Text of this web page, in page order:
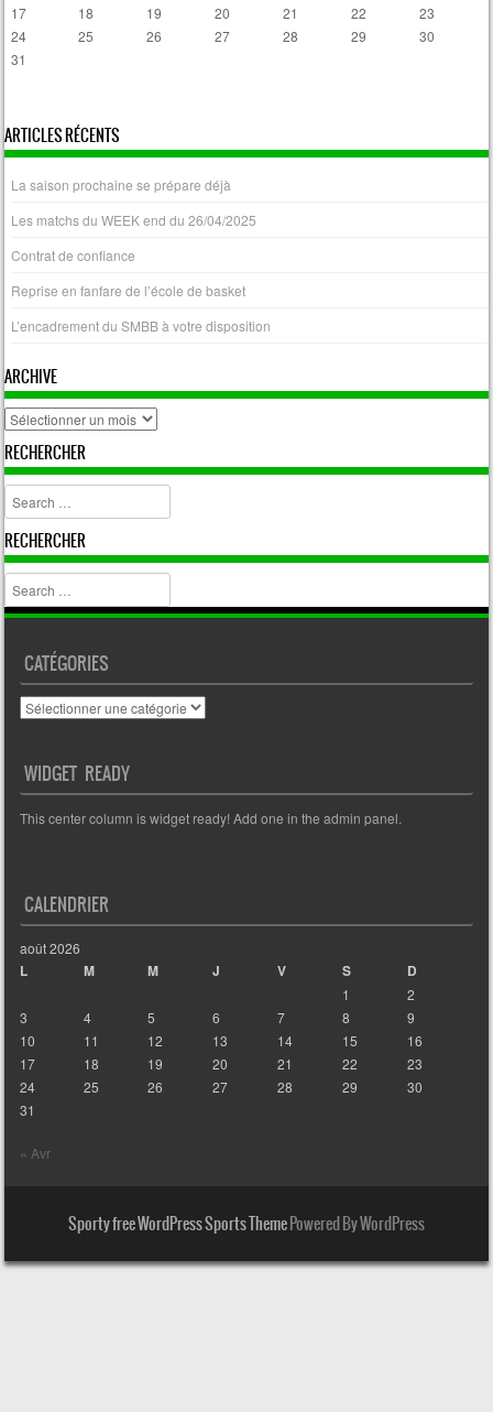
17 18 19 20 21 22
23
24
25 26 27 28 29
30
31
ARTICLES RÉCENTS
La saison prochaine se prépare déjà
Les matchs du WEEK end du 26/04/2025
Contrat de confiance
Reprise en fanfare de l’école de basket
L’encadrement du SMBB à votre disposition
ARCHIVE
archive
RECHERCHER
Search
RECHERCHER
Search
CATÉGORIES
Catégories
WIDGET READY
This center column is widget ready! Add one in the admin panel.
CALENDRIER
août 2026
L M M J V S D
1
2
3
4 5 6 7 8
9
10
11 12 13 14 15
16
17
18 19 20 21 22
23
24
25 26 27 28 29
30
31
« Avr
Sporty free WordPress Sports ThemePowered By WordPress